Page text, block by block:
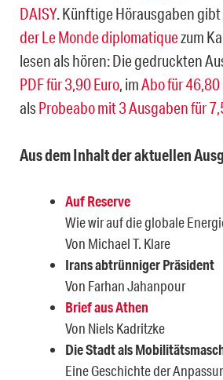
DAISY. Künftige Hörausgaben gibt
der Le Monde diplomatiquezum
lesen als hören: Die gedruckten
PDF für 3,90 Euro, imAbo für
alsProbeabo mit 3 Ausgaben für
Aus dem Inhalt der aktuellen
Auf Reserve
Wie wir auf die globale
Von Michael T. Klare
Irans abtrünniger Präsident
Von Farhan Jahanpour
Brief aus Athen
Von Niels Kadritzke
Die Stadt als
Eine Geschichte der